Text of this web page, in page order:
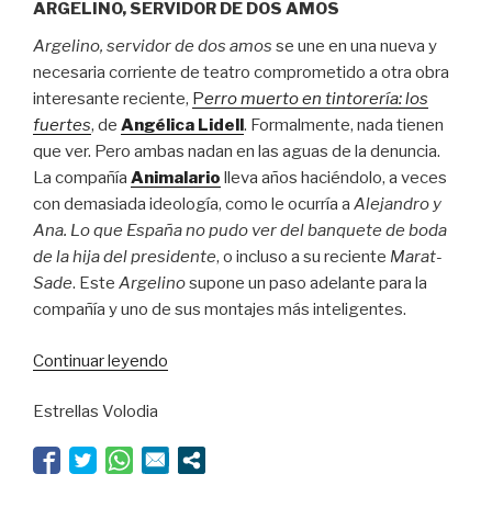
ARGELINO, SERVIDOR DE DOS AMOS
Argelino, servidor de dos amos se une en una nueva y
necesaria corriente de teatro comprometido a otra obra
interesante reciente, Perro muerto en tintorería: los
fuertes, de Angélica Lidell. Formalmente, nada tienen
que ver. Pero ambas nadan en las aguas de la denuncia.
La compañía Animalario lleva años haciéndolo, a veces
con demasiada ideología, como le ocurría a Alejandro y
Ana. Lo que España no pudo ver del banquete de boda
de la hija del presidente, o incluso a su reciente Marat-
Sade. Este Argelinosupone un paso adelante para la
compañía y uno de sus montajes más inteligentes.
Continuar leyendo
Estrellas Volodia